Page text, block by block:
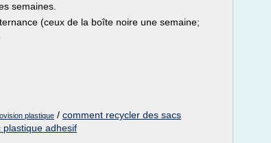
semaines.
(ceux de la boîte noire une semaine;
plastique / comment recycler des sacs
plastique adhesif